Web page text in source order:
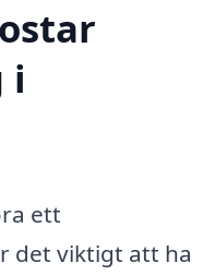
i
ett
det viktigt att ha